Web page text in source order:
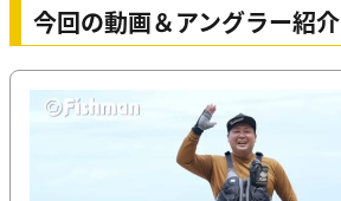
今回の動画＆アングラー紹介